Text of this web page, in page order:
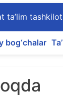
ta’lim
bog‘chalar